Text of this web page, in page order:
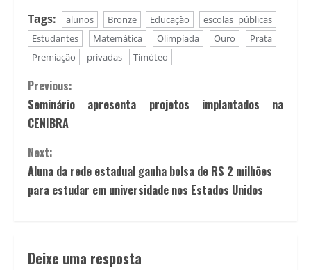
Tags: alunos Bronze Educação
escolas públicas
Estudantes
Matemática Olimpíada Ouro
Prata
Premiação
privadas Timóteo
Previous:
Seminário apresenta projetos implantados na
CENIBRA
Next:
Aluna da rede estadual ganha bolsa de R$ 2 milhões
para estudar em universidade nos Estados Unidos
Deixe uma resposta